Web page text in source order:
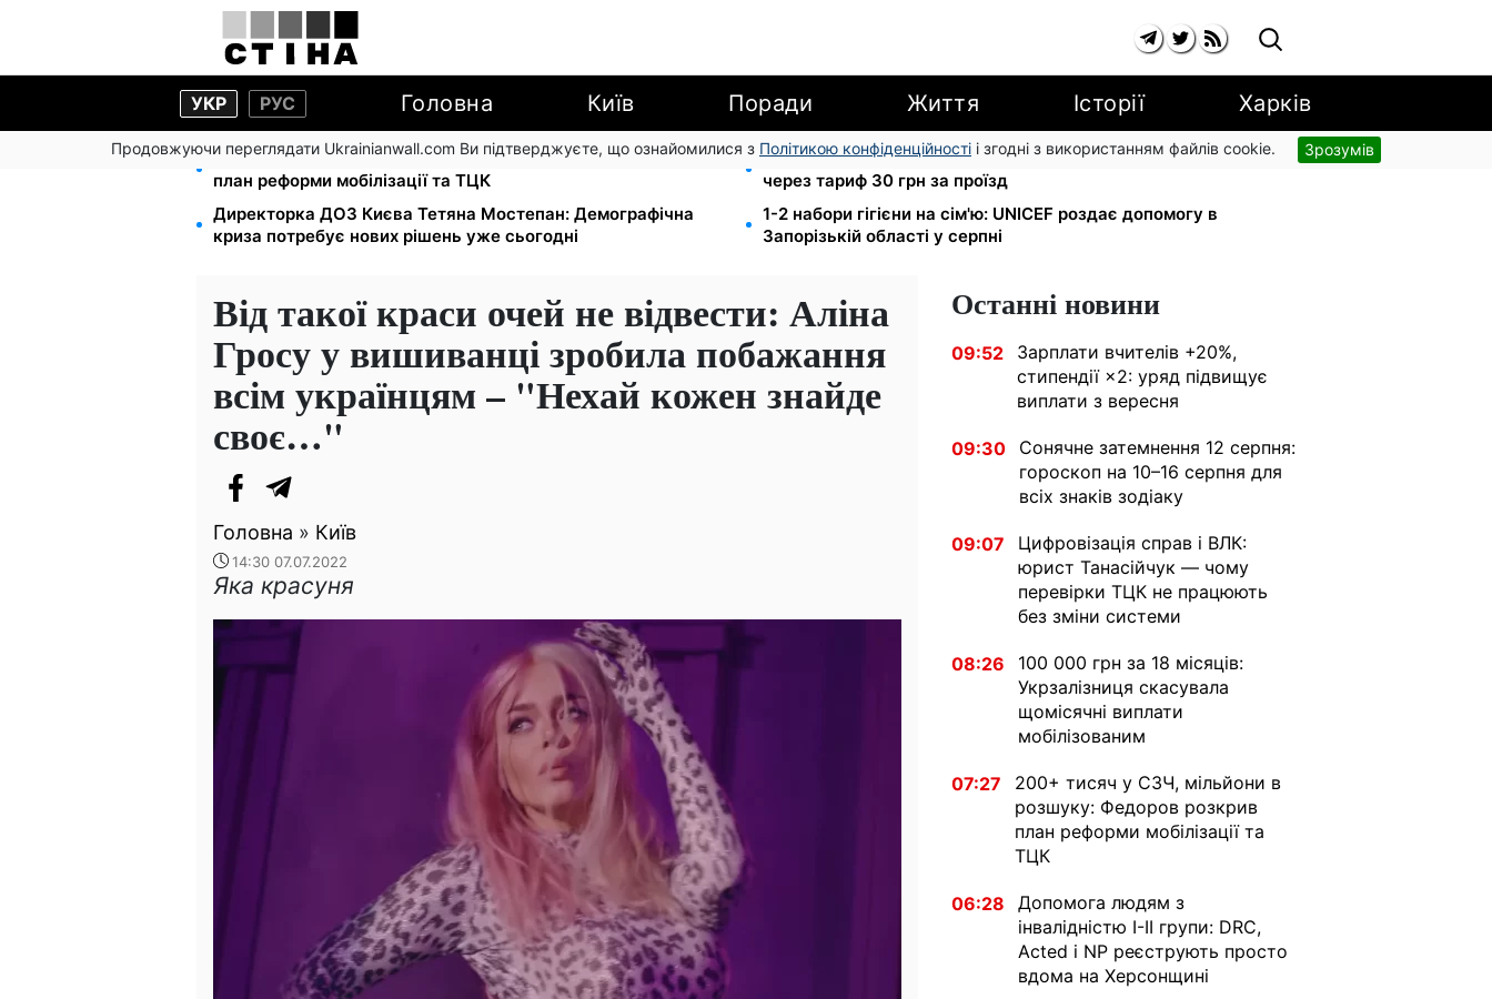
УКР РУС Головна Київ Поради Життя Історії Харків
Продовжуючи переглядати Ukrainianwall.com Ви підтверджуєте, що ознайомилися з Політикою конфіденційності і згодні з використанням файлів cookie. Зрозумів
200+ тисяч у СЗЧ, мільйони в розшуку: Федоров розкрив
план реформи мобілізації та ТЦК
120 грн на день лише на дорогу: кияни масово звільняються
через тариф 30 грн за проїзд
Директорка ДОЗ Києва Тетяна Мостепан: Демографічна
криза потребує нових рішень уже сьогодні
1-2 набори гігієни на сім'ю: UNICEF роздає допомогу в
Запорізькій області у серпні
Від такої краси очей не відвести: Аліна
Гросу у вишиванці зробила побажання
всім українцям – "Нехай кожен знайде
своє…"
Головна » Київ
14:30 07.07.2022
Яка красуня
Останні новини
09:52
Зарплати вчителів +20%,
стипендії ×2: уряд підвищує
виплати з вересня
09:30
Сонячне затемнення 12 серпня:
гороскоп на 10–16 серпня для
всіх знаків зодіаку
09:07
Цифровізація справ і ВЛК:
юрист Танасійчук — чому
перевірки ТЦК не працюють
без зміни системи
08:26
100 000 грн за 18 місяців:
Укрзалізниця скасувала
щомісячні виплати
мобілізованим
07:27
200+ тисяч у СЗЧ, мільйони в
розшуку: Федоров розкрив
план реформи мобілізації та
ТЦК
06:28
Допомога людям з
інвалідністю I-II групи: DRC,
Acted і NP реєструють просто
вдома на Херсонщині